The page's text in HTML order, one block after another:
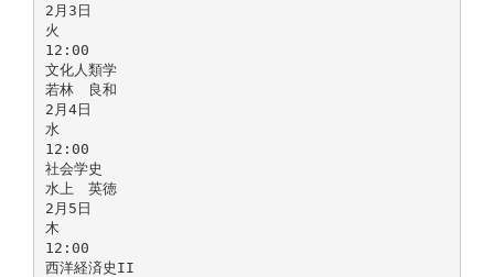
2月3日
火
12:00
文化人類学
若林 良和
2月4日
水
12:00
社会学史
水上 英徳
2月5日
木
12:00
西洋経済史II